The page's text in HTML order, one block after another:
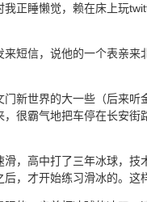
正睡懒觉，赖在床上玩
短信，说他的一个表亲
新世界的大一些（后来
很霸气地把车停在长安
，高中打了三年冰球，
，才开始练习滑冰的。这